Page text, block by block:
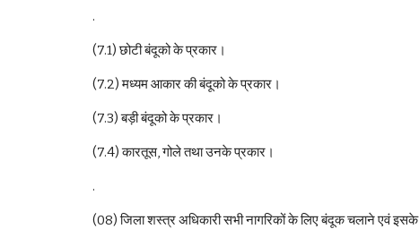
.
(7.1) छोटी बंदूको के प्रकार।
(7.2) मध्यम आकार की बंदूको के प्रकार।
(7.3) बड़ी बंदूको के प्रकार।
(7.4) कारतूस, गोले तथा उनके प्रकार।
.
(08) जिला शस्त्र अधिकारी सभी नागरिकों के लिए बंदूक चलाने एवं इसके